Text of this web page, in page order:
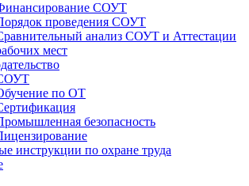
СОУТ
проведения СОУТ
анализ СОУТ и Аттестации
мест
по ОТ
безопасность
инструкции по охране труда